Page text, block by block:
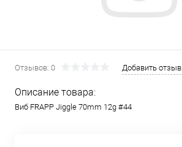
Отзывов: 0 Добавить отзыв
Описание товара:
Виб FRAPP Jiggle 70mm 12g #44